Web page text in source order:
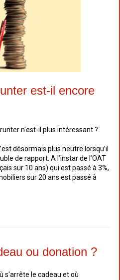
est-il encore
n'est-il plus intéressant ?
désormais plus neutre lorsqu’il
de rapport. A l’instar de l’OAT
sur 10 ans) qui est passé à 3%,
sur 20 ans est passé à
ou donation ?
s'arrête le cadeau et où